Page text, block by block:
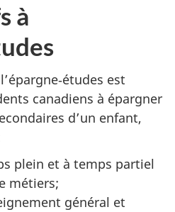
à
est
canadiens à épargner
d’un enfant,
plein et à temps partiel
métiers;
général et